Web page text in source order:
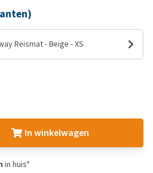
Reismat - Beige - XS
In winkelwagen
in huis*